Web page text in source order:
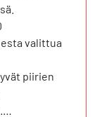
valittua
piirien